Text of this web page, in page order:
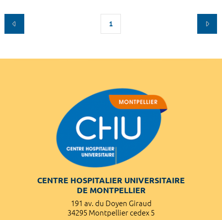
1
CENTRE HOSPITALIER UNIVERSITAIRE
DE MONTPELLIER
191 av. du Doyen Giraud
34295 Montpellier cedex 5